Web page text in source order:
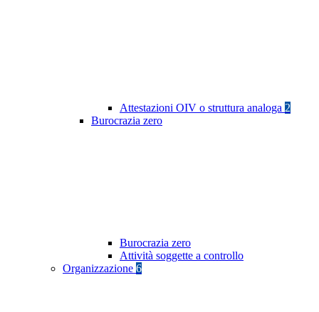
Attestazioni OIV o struttura analoga 2
Burocrazia zero
Burocrazia zero
Attività soggette a controllo
Organizzazione 6